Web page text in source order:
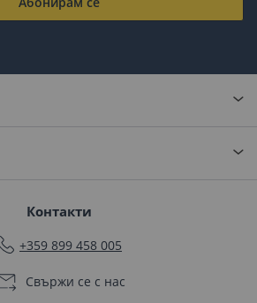
Контакти
+359 899 458 005
Свържи се с нас